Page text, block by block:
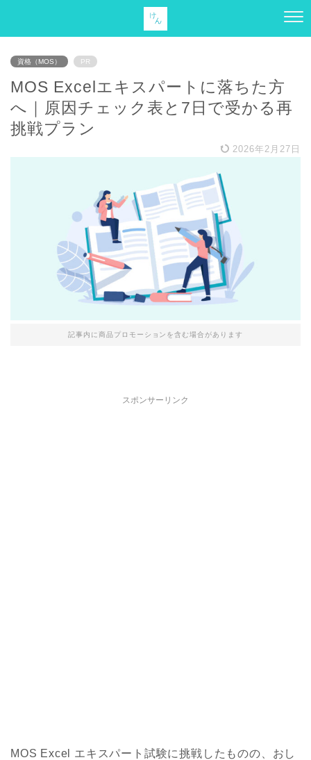
資格（MOS） PR
MOS Excelエキスパートに落ちた方
へ｜原因チェック表と7日で受かる再
挑戦プラン
2026年2月27日
記事内に商品プロモーションを含む場合があります
スポンサーリンク
MOS Excel エキスパート試験に挑戦したものの、おし